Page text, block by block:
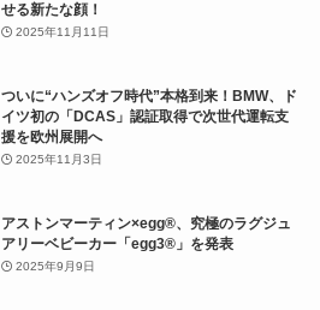
せる新たな顔！
2025年11月11日
ついに“ハンズオフ時代”本格到来！BMW、ド
イツ初の「DCAS」認証取得で次世代運転支
援を欧州展開へ
2025年11月3日
アストンマーティン×egg®、究極のラグジュ
アリーベビーカー「egg3®」を発表
2025年9月9日